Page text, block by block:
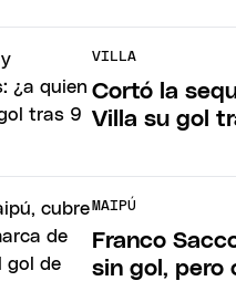
VILLA
Cortó la
Villa su gol
MAIPÚ
Franco
sin gol, pero